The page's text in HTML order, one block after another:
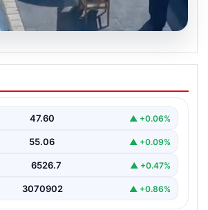
Engelleme: Kafe
Etmek İsteyen Sürücüye
sıra dışı bir olay, gündeme damgasını
47.60 ▲ +0.06%
55.06 ▲ +0.09%
6526.7 ▲ +0.47%
3070902 ▲ +0.86%